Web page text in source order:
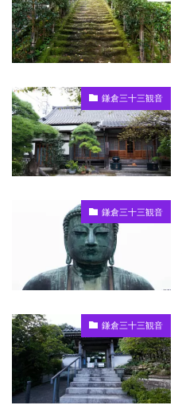
鎌倉三十三観音
鎌倉三十三観音
鎌倉三十三観音